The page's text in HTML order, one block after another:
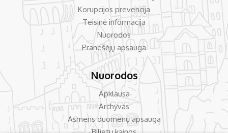
Korupcijos prevencija
Teisinė informacija
Nuorodos
Pranešėjų apsauga
Nuorodos
Apklausa
Archyvas
Asmens duomenų apsauga